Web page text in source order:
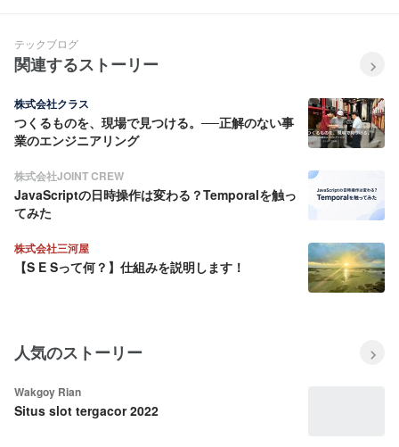
テックブログ
関連するストーリー
株式会社クラス
つくるものを、現場で見つける。──正解のない事
業のエンジニアリング
株式会社JOINT CREW
JavaScriptの日時操作は変わる？Temporalを触っ
てみた
株式会社三河屋
【S E Sって何？】仕組みを説明します！
人気のストーリー
Wakgoy Rian
Situs slot tergacor 2022